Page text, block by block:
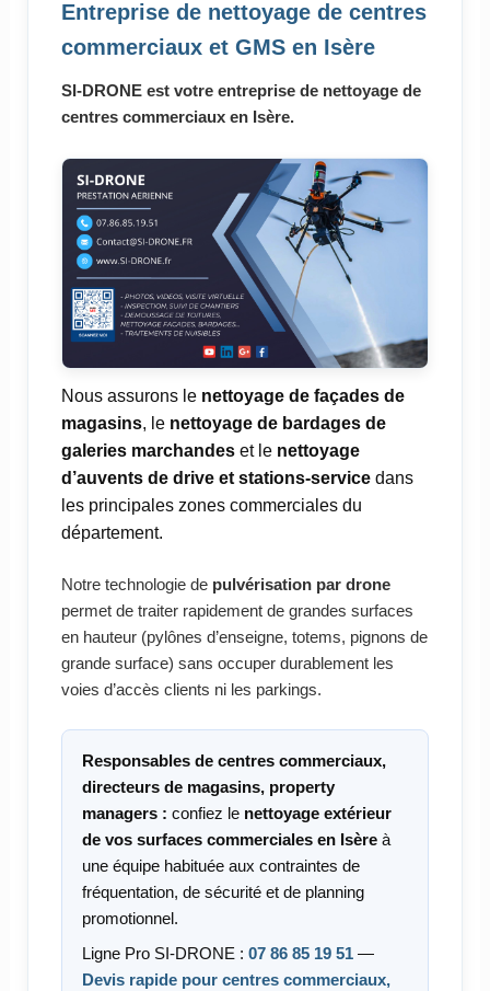
Entreprise de nettoyage de centres
commerciaux et GMS en Isère
SI-DRONE est votre entreprise de nettoyage de
centres commerciaux en Isère.
Nous assurons le nettoyage de façades de
magasins, le nettoyage de bardages de
galeries marchandeset le nettoyage
d’auvents de drive et stations-servicedans
les principales zones commerciales du
département.
Notre technologie de pulvérisation par drone
permet de traiter rapidement de grandes surfaces
en hauteur (pylônes d’enseigne, totems, pignons de
grande surface) sans occuper durablement les
voies d’accès clients ni les parkings.
Responsables de centres commerciaux,
directeurs de magasins, property
managers : confiez le nettoyage extérieur
de vos surfaces commerciales en Isèreà
une équipe habituée aux contraintes de
fréquentation, de sécurité et de planning
promotionnel.
Ligne Pro SI-DRONE : 07 86 85 19 51—
Devis rapide pour centres commerciaux,